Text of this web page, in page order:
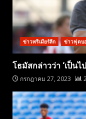
ข่าวพรีเมียร์ลีก ข่าวฟุตบ
โธมัสกล่าวว่า ‘เป็น
กรกฎาคม 27, 2023